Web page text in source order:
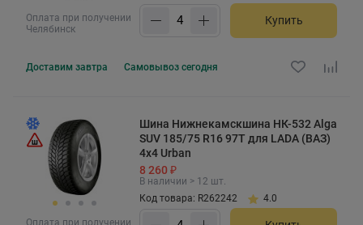
Оплата при получении
Челябинск
Купить
Доставим завтра Самовывоз сегодня
Оплата при получении
Шина Нижнекамскшина НК-532 Alga
SUV 185/75 R16 97T для LADA (ВАЗ)
4x4 Urban
8 260 ₽
В наличии > 12 шт.
Код товара: R262242
4.0